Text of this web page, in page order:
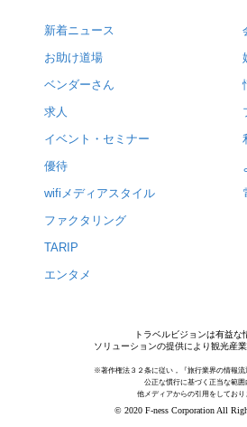
新着ニュース
お助け道場
ベンダーさん
求人
イベント・セミナー
優待
wifiメディアスタイル
ファクタリング
TARIP
エンタメ
トラベルビジョンは有益な
ソリューションの提供により観光産業
※著作権法３２条に従い，『旅行業界の情報流
公正な慣行に基づく正当な範囲
他メディアからの引用をしており
© 2020 F-ness Corporation All